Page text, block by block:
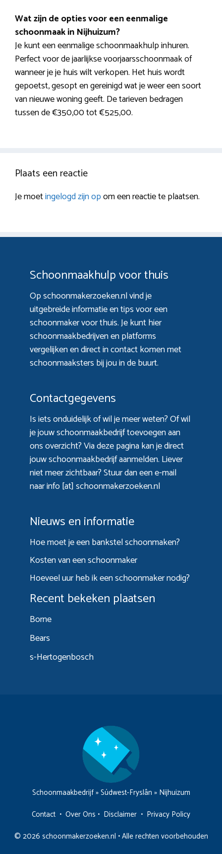
Wat zijn de opties voor een eenmalige
schoonmaak in Nijhuizum?
Je kunt een eenmalige schoonmaakhulp inhuren.
Perfect voor de jaarlijkse voorjaarsschoonmaak of
wanneer je je huis wilt verkopen. Het huis wordt
gepoetst, gesopt en gereinigd wat je weer een soort
van nieuwe woning geeft. De tarieven bedragen
tussen de €350,00 tot €525,00.
Plaats een reactie
Je moetingelogd zijn opom een reactie te plaatsen.
Schoonmaakhulp voor thuis
Op schoonmakerzoeken.nl vind je
uitgebreide informatie en tips voor een
schoonmaker voor thuis. Je kunt hier
schoonmaakbedrijven en platforms
vergelijken en direct in contact komen met
schoonmaaksters bij jou in de buurt.
Contactgegevens
Is iets onduidelijk of wil je meer weten? Of wil
je jouw schoonmaakbedrijf toevoegen aan
ons overzicht? Viadeze paginakan je direct
jouw schoonmaakbedrijf aanmelden. Liever
niet meer zichtbaar? Stuur dan een e-mail
naar info [at] schoonmakerzoeken.nl
Nieuws en informatie
Hoe moet je een bankstel schoonmaken?
Kosten van een schoonmaker
Hoeveel uur heb ik een schoonmaker nodig?
Recent bekeken plaatsen
Borne
Bears
s-Hertogenbosch
Schoonmaakbedrijf»Súdwest-Fryslân » Nijhuizum
Contact • Over Ons • Disclaimer • Privacy Policy
© 2026 schoonmakerzoeken.nl • Alle rechten voorbehouden